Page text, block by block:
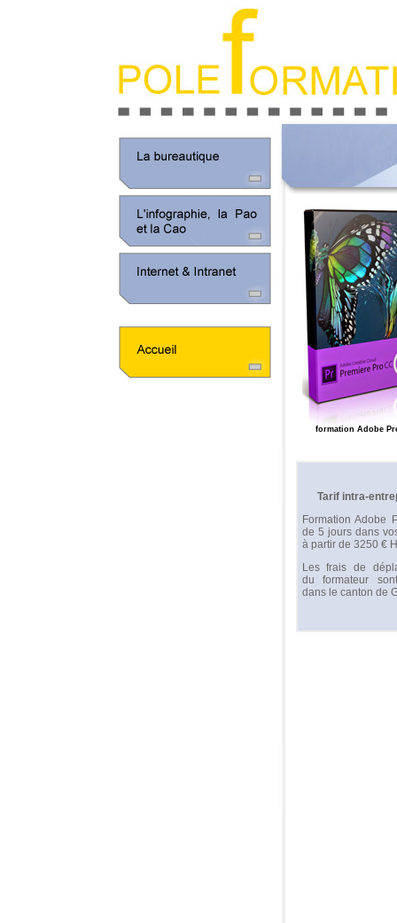
formation Adobe
Tarif intra-
Formation Adobe
de 5 jours dans
à partir de 3250 €
Les frais de
du formateur
dans le canton de